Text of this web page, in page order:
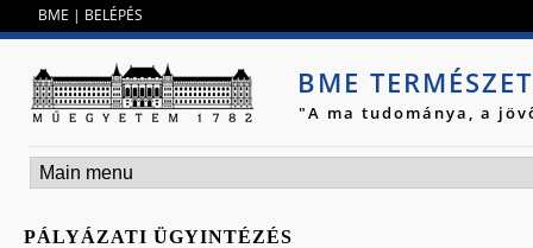
BME | BELÉPÉS
BME
"A ma tudománya, a
PÁLYÁZATI ÜGYINTÉZÉS